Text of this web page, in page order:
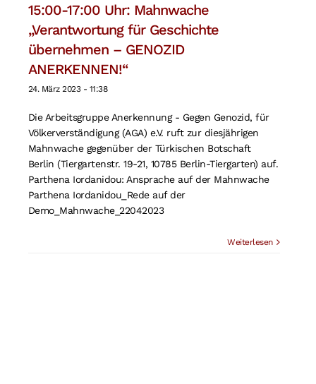
nach:
15:00-17:00 Uhr: Mahnwache
„Verantwortung für Geschichte
übernehmen – GENOZID
ANERKENNEN!“
24. März 2023 - 11:38
Die Arbeitsgruppe Anerkennung - Gegen Genozid, für
Völkerverständigung (AGA) e.V. ruft zur diesjährigen
Mahnwache gegenüber der Türkischen Botschaft
Berlin (Tiergartenstr. 19-21, 10785 Berlin-Tiergarten) auf.
Parthena Iordanidou: Ansprache auf der Mahnwache
Parthena Iordanidou_Rede auf der
Demo_Mahnwache_22042023
Weiterlesen